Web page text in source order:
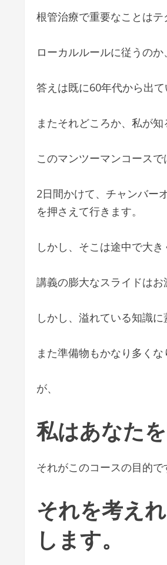
根管治療で重要なことはテ
ローカルルールに従うの
答えは既に60年代から出
またそれどころか、私が
このマンツーマンコース
2日間かけて、チャンバー
を押さえて行きます。
しかし、そこは途中で大き
講義の膨大なスライドはお
しかし、溢れている知識に
また準備物もかなり多くな
が、
私はあなた
それがこのコースの目的で
それを考え
します。